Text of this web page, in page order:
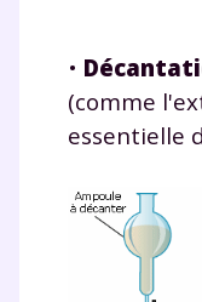
•
(comme
essentielle